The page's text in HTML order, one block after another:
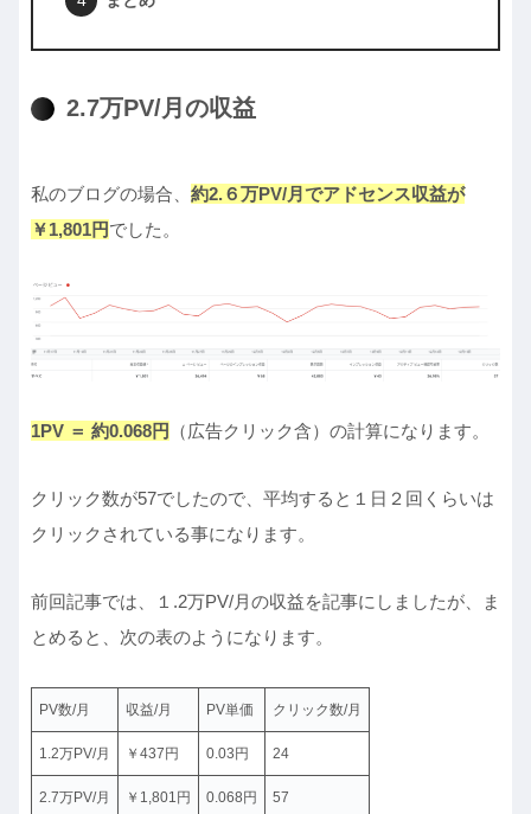
2.7万PV/月の収益
私のブログの場合、 約2.６万PV/月でアドセンス収益が
￥1,801円でした。
1PV ＝ 約0.068円 （広告クリック含）の計算になります。
クリック数が57でしたので、平均すると１日２回くらいは
クリックされている事になります。
前回記事では、１.2万PV/月の収益を記事にしましたが、ま
とめると、次の表のようになります。
PV数/月 収益/月 PV単価 クリック数/月
1.2万PV/月 ￥437円 0.03円 24
2.7万PV/月 ￥1,801円 0.068円 57